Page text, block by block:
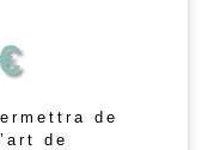
de
de